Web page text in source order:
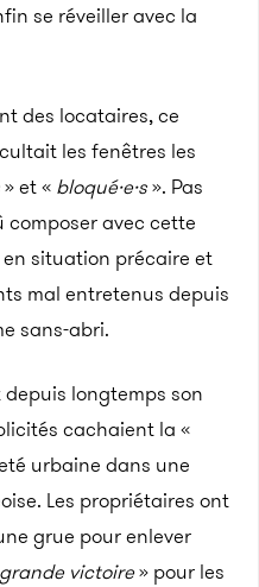
se réveiller avec la
des locataires, ce
les fenêtres les
» et « bloqué·e·s». Pas
composer avec cette
en situation précaire et
mal entretenus depuis
sans-abri.
depuis longtemps son
cachaient la «
urbaine dans une
Les propriétaires ont
grue pour enlever
grande victoire» pour les